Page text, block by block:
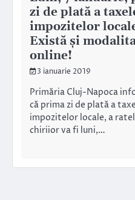
zi de plată a
impozitelor
Există şi
online!
3 ianuarie 2019
Primăria Cluj-Napoca
că prima zi de plată a
impozitelor locale, a
chiriior va fi luni,…